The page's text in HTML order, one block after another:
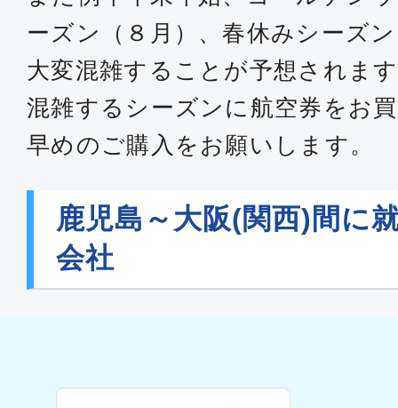
ーズン（８月）、春休みシーズ
大変混雑することが予想されま
混雑するシーズンに航空券をお
早めのご購入をお願いします。
鹿児島～大阪(関西)間に
会社